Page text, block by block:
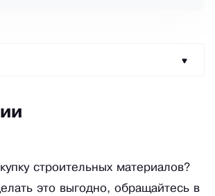
строительных материалов?
это выгодно, обращайтесь в